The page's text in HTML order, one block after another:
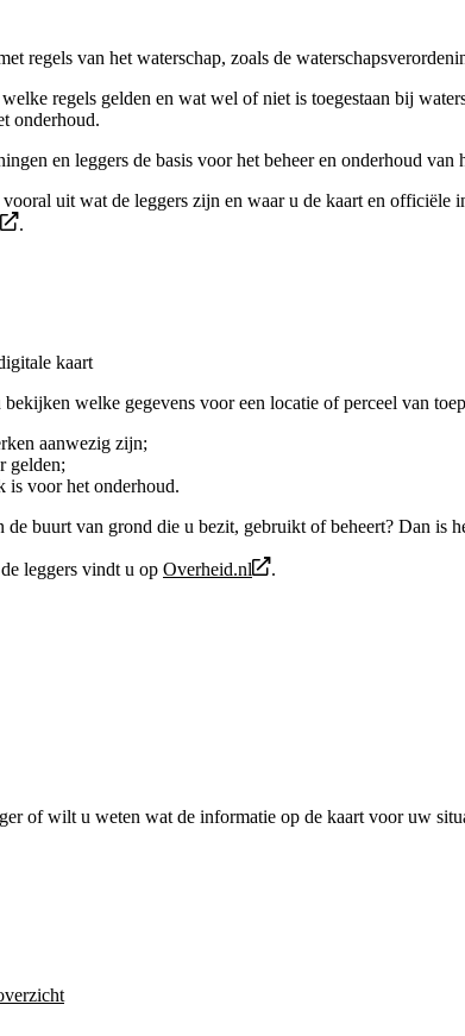
regels van het waterschap, zoals de
regels gelden en wat wel of niet is toegestaan bij
onderhoud.
en leggers de basis voor het beheer en onderhoud
uit wat de leggers zijn en waar u de kaart en
.
kaart
welke gegevens voor een locatie of perceel van
aanwezig zijn;
gelden;
voor het onderhoud.
de buurt van grond die u bezit, gebruikt of beheert? Dan is
leggers vindt u op Overheid.nl .
of wilt u weten wat de informatie op de kaart voor uw